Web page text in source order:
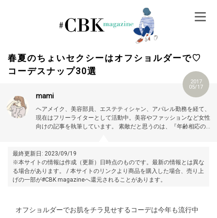
春夏のちょいセクシーはオフショルダーで♡
コーデスナップ30選
2017
05/17
mami
ヘアメイク、美容部員、エステティシャン、アパレル勤務を経て、
現在はフリーライターとして活動中。美容やファッションなど女性
向けの記事を執筆しています。
素敵だと思うのは、『年齢相応の美
最終更新日: 2023/09/19
※本サイトの情報は作成（更新）日時点のものです。最新の情報とは異な
る場合があります。 / 本サイトのリンクより商品を購入した場合、売り上
げの一部が#CBK magazineへ還元されることがあります。
オフショルダーでお肌をチラ見せするコーデは今年も流行中